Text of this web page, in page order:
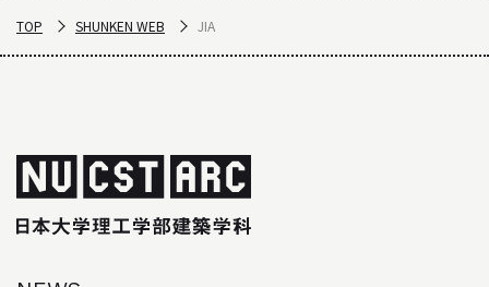
TOP SHUNKEN WEB JIA